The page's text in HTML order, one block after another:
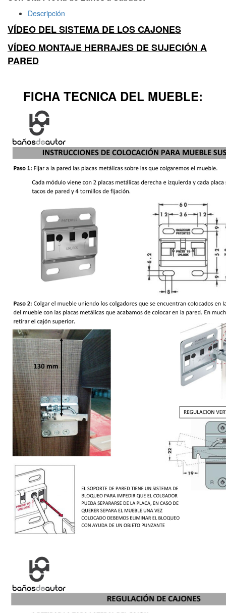
Descripción
VÍDEO DEL SISTEMA DE LOS CAJONES
VÍDEO MONTAJE HERRAJES DE SUJECIÓN A
PARED
FICHA TECNICA DEL MUEBLE: